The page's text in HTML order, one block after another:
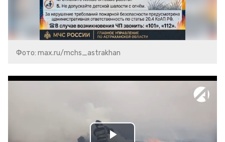
Фото: max.ru/mchs_astrakhan